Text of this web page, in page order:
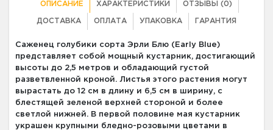
ОПИСАНИЕ ХАРАКТЕРИСТИКИ ОТЗЫВЫ (0)
ДОСТАВКА ОПЛАТА УПАКОВКА ГАРАНТИЯ
Саженец голубики сорта Эрли Блю (Early Blue)
представляет собой мощный кустарник, достигающий
высоты до 2,5 метров и обладающий густой
разветвленной кроной. Листья этого растения могут
вырастать до 12 см в длину и 6,5 см в ширину, с
блестящей зеленой верхней стороной и более
светлой нижней. В первой половине мая кустарник
украшен крупными бледно-розовыми цветами в